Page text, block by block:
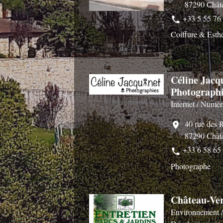
87290
phone +33 5 55
Coiffure &
Céline
Internet /
location_on 40 rue des
87290
phone +33 6 58
Photographe
Château-
Environnement